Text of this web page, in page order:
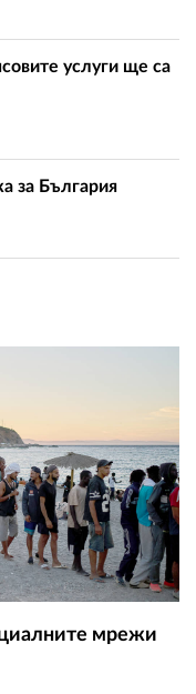
услуги ще са
за България
мрежи